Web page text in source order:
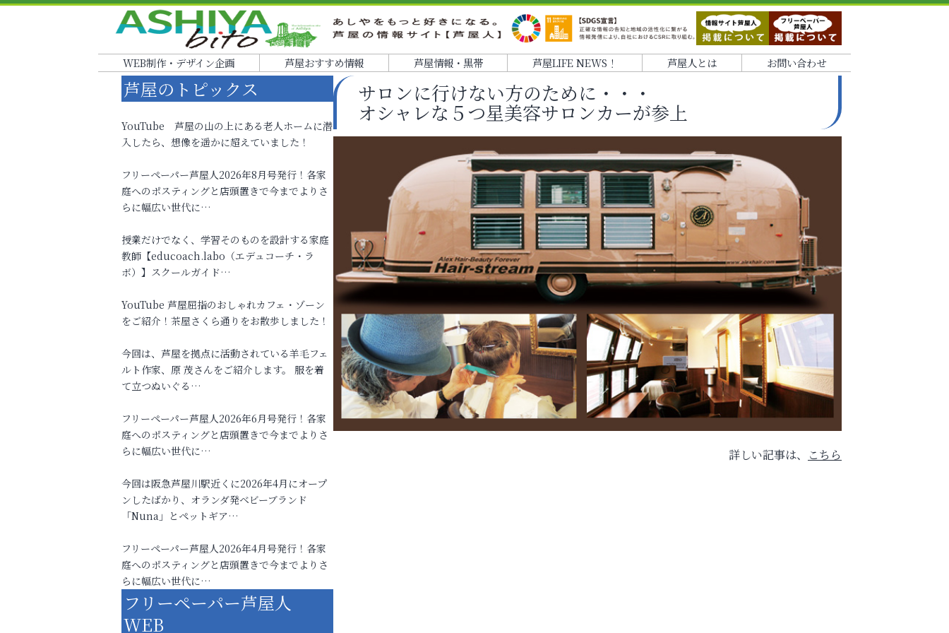
WEB制作・デザイン企画 芦屋おすすめ情報 芦屋情報・黒帯 芦屋LIFE NEWS！ 芦屋人とは お問い合わせ
サロンに行けない方のために・・・
オシャレな５つ星美容サロンカーが参上
詳しい記事は、 こちら
芦屋のトピックス
YouTube 芦屋の山の上にある老人ホームに潜
入したら、想像を遥かに超えていました！
フリーペーパー芦屋人2026年8月号発行！各家
庭へのポスティングと店頭置きで今までよりさ
らに幅広い世代に…
授業だけでなく、学習そのものを設計する家庭
教師【educoach.labo（エデュコーチ・ラ
ボ）】スクールガイド…
YouTube 芦屋屈指のおしゃれカフェ・ゾーン
をご紹介！茶屋さくら通りをお散歩しました！
今回は、芦屋を拠点に活動されている羊毛フェ
ルト作家、原 茂さんをご紹介します。 服を着
て立つぬいぐる…
フリーペーパー芦屋人2026年6月号発行！各家
庭へのポスティングと店頭置きで今までよりさ
らに幅広い世代に…
今回は阪急芦屋川駅近くに2026年4月にオープ
ンしたばかり、オランダ発ベビーブランド
「Nuna」とペットギア…
フリーペーパー芦屋人2026年4月号発行！各家
庭へのポスティングと店頭置きで今までよりさ
らに幅広い世代に…
フリーペーパー芦屋人
WEB